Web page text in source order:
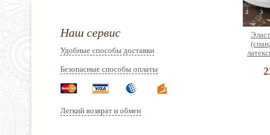
Наш сервис
Удобные способы доставки
Безопасные способы оплаты
Легкий возврат и обмен